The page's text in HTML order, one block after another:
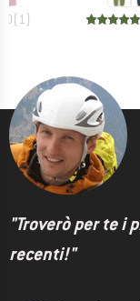
(1)
"Troverò per te i
recenti!"